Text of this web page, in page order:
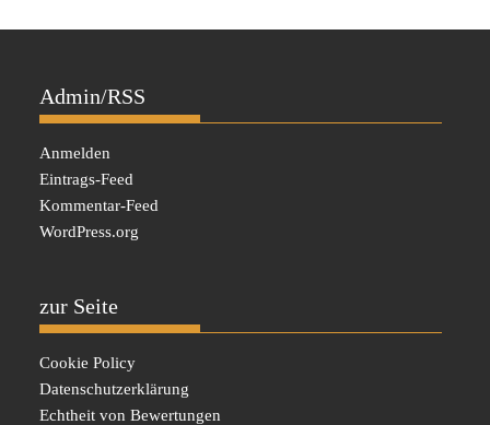
Admin/RSS
Anmelden
Eintrags-Feed
Kommentar-Feed
WordPress.org
zur Seite
Cookie Policy
Datenschutzerklärung
Echtheit von Bewertungen